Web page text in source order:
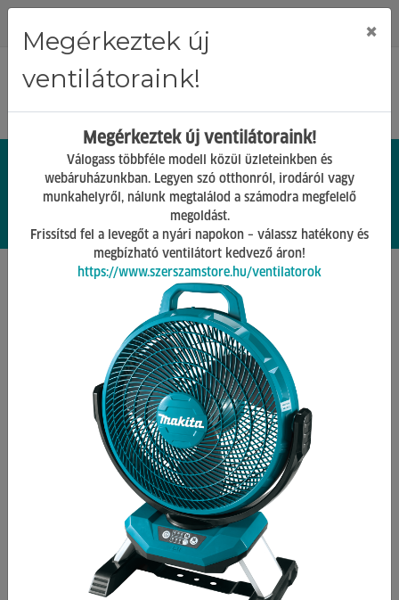
0 0.
Gépek tartozékai
Házi vízmű kiegészítők
Vissza
Kategóriák
Ablaktisztítógép tartozék
Akkumulátorok, töltők
Aligátorfűrész Tartozékok
Betoncsiszoló gép tartozékok
Megérkeztek új
ventilátoraink!
×
Megérkeztek új ventilátoraink!
Válogass többféle modell közül üzleteinkben és
webáruházunkban. Legyen szó otthonról, irodáról vagy
munkahelyről, nálunk megtalálod a számodra megfelelő
megoldást.
Frissítsd fel a levegőt a nyári napokon – válassz hatékony és
megbízható ventilátort kedvező áron!
https://www.szerszamstore.hu/ventilatorok